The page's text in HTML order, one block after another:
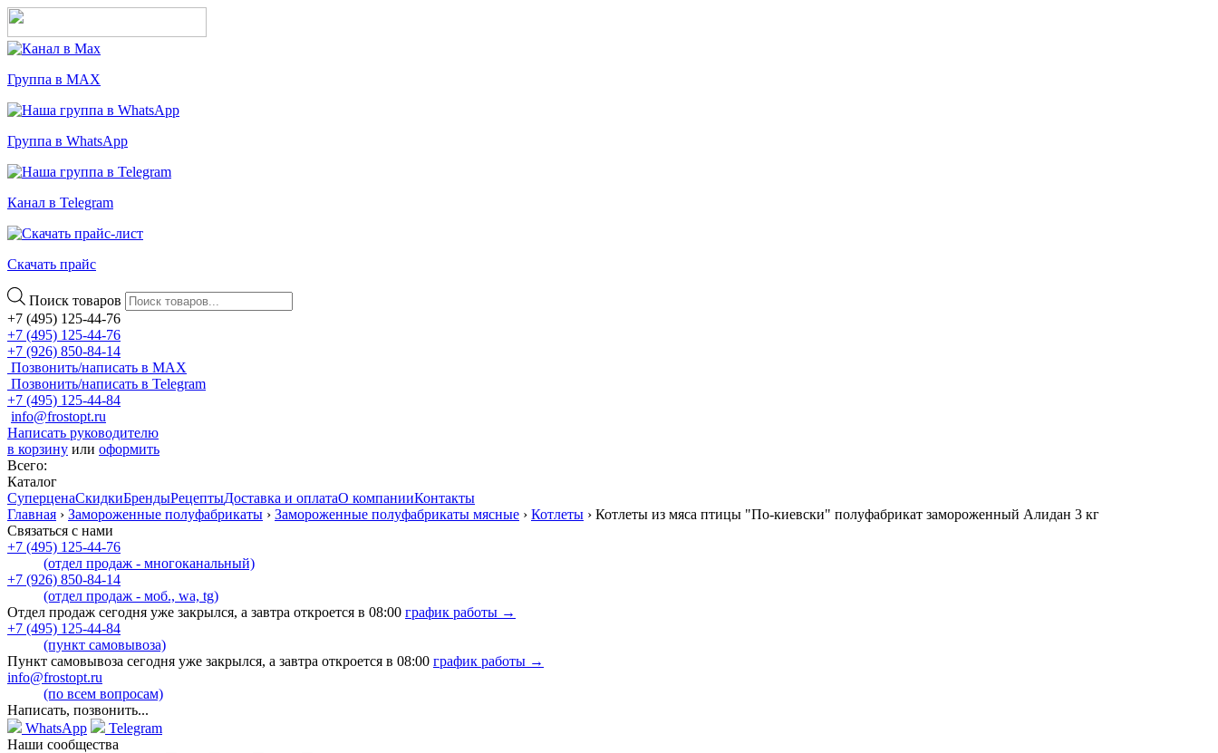
Группа в MAX
Группа в WhatsApp
Канал в Telegram
Скачать прайс
Поиск товаров
+7 (495) 125-44-76
+7 (495) 125-44-76
+7 (926) 850-84-14
Позвонить/написать в MAX
Позвонить/написать в Telegram
+7 (495) 125-44-84
info@frostopt.ru
Написать руководителю
в корзину или оформить
Всего:
Каталог
СуперценаСкидкиБрендыРецептыДоставка и оплатаО компанииКонтакты
Главная › Замороженные полуфабрикаты › Замороженные полуфабрикаты мясные › Котлеты › Котлеты из мяса птицы "По-киевски" полуфабрикат замороженный Алидан 3 кг
Связаться с нами
+7 (495) 125-44-76
(отдел продаж - многоканальный)
+7 (926) 850-84-14
(отдел продаж - моб., wa, tg)
Отдел продаж сегодня уже закрылся, а завтра откроется в 08:00 график работы →
+7 (495) 125-44-84
(пункт самовывоза)
Пункт самовывоза сегодня уже закрылся, а завтра откроется в 08:00 график работы →
info@frostopt.ru
(по всем вопросам)
Написать, позвонить...
WhatsApp
Telegram
Наши сообщества